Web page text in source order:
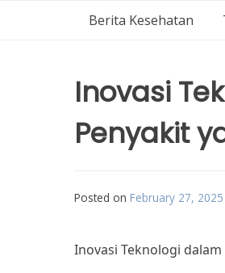
Berita Kesehatan
Inovasi
Penyakit
Posted on February 27, 2025
Inovasi Teknologi